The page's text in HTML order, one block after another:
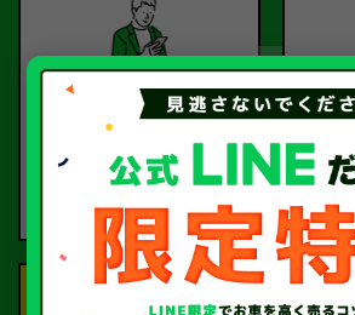
ご依頼
お電話または査定フォー
ムより
査定
お電
す。
Step.3